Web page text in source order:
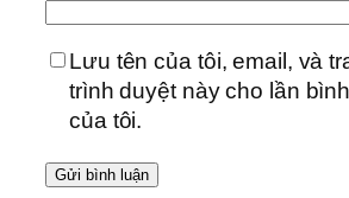
Lưu tên của tôi, email, và
trình duyệt này cho lần
của tôi.